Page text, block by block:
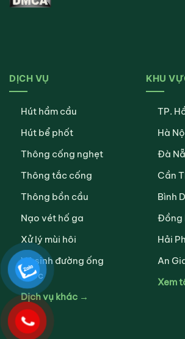
DỊCH VỤ
Hút hầm cầu
Hút bể phốt
Thông cống nghẹt
Thông tắc cống
Thông bồn cầu
Nạo vét hố ga
Xử lý mùi hôi
Vệ sinh đường ống
nước
Dịch vụ khác →
KHU
TP.
Hà
Đà
Cần
Bình
Đồng
Hải
An
Xem